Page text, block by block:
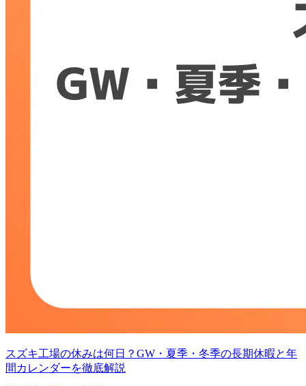
スズキ工場の休みは何日？GW・夏季・冬季の長期休暇と年
間カレンダーを徹底解説